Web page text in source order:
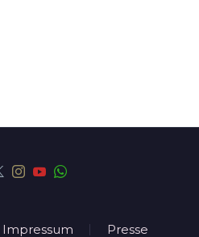
Impressum Presse